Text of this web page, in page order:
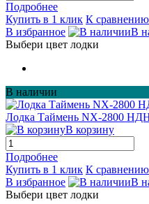
Подробнее
Купить в 1 клик К сравнению
В избранное
В
Выбери цвет лодки
В наличии
Лодка Таймень NX-2800
В корзину
Подробнее
Купить в 1 клик К сравнению
В избранное
В
Выбери цвет лодки